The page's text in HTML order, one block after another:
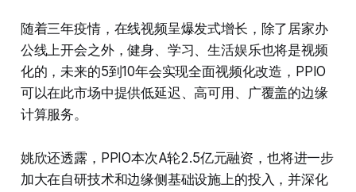
随着三年疫情，在线视频呈爆发式增长，除了居家办
公线上开会之外，健身、学习、生活娱乐也将是视频
化的，未来的5到10年会实现全面视频化改造，PPIO
可以在此市场中提供低延迟、高可用、广覆盖的边缘
计算服务。
姚欣还透露，PPIO本次A轮2.5亿元融资，也将进一步
加大在自研技术和边缘侧基础设施上的投入，并深化